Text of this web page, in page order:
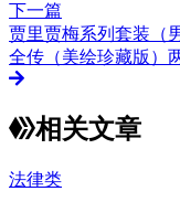
下一篇
贾里贾梅系列套装（
全传（美绘珍藏版）
相关文章
法律类